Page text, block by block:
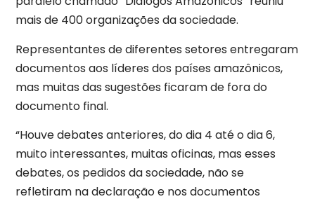
mais de 400 organizações da sociedade.
Representantes de diferentes setores entregaram
documentos aos líderes dos países amazônicos,
mas muitas das sugestões ficaram de fora do
documento final.
“Houve debates anteriores, do dia 4 até o dia 6,
muito interessantes, muitas oficinas, mas esses
debates, os pedidos da sociedade, não se
refletiram na declaração e nos documentos